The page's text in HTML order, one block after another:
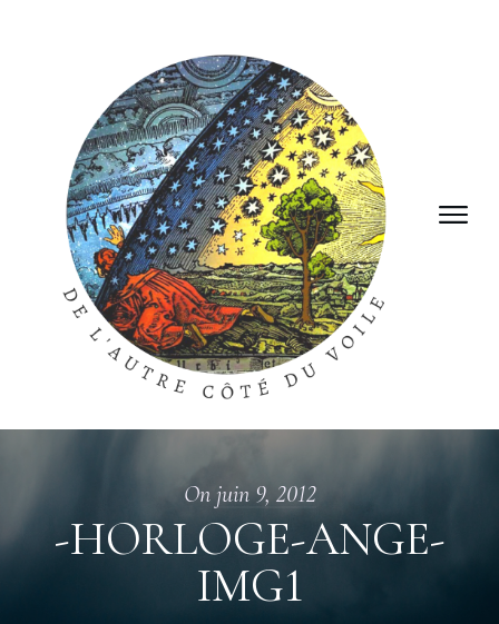
On juin 9, 2012
-HORLOGE-ANGE-
IMG1